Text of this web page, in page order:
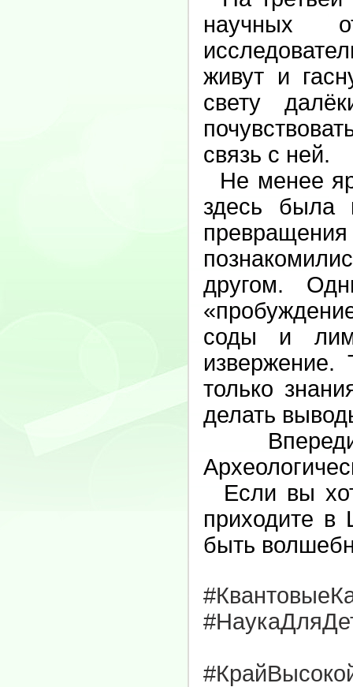
научных
живут и
свету
связь с ней.
Не менее
здесь была
другом.
соды и
только
делать
Впереди
Если вы
приходите в
быть